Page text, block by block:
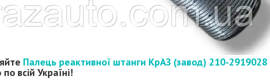
Палець реактивної штанги КрАЗ (завод) 210-2919028
всій Україні!